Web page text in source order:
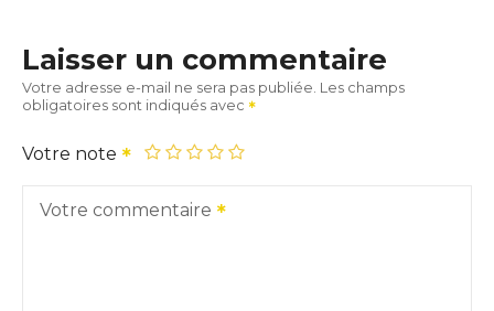
Laisser un commentaire
Votre adresse e-mail ne sera pas publiée. Les champs
obligatoires sont indiqués avec
Votre note
Votre commentaire